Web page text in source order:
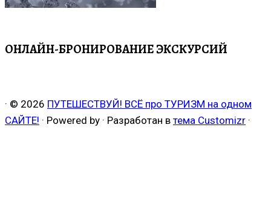
ОНЛАЙН-БРОНИРОВАНИЕ ЭКСКУРСИЙ
· © 2026 ПУТЕШЕСТВУЙ! ВСЁ про ТУРИЗМ на одном
САЙТЕ! · Powered by · Разработан в тема Customizr ·